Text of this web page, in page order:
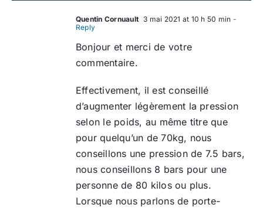
Quentin Cornuault 3 mai 2021 at 10 h 50 min -
Reply
Bonjour et merci de votre
commentaire.
Effectivement, il est conseillé
d’augmenter légèrement la pression
selon le poids, au même titre que
pour quelqu’un de 70kg, nous
conseillons une pression de 7.5 bars,
nous conseillons 8 bars pour une
personne de 80 kilos ou plus.
Lorsque nous parlons de porte-